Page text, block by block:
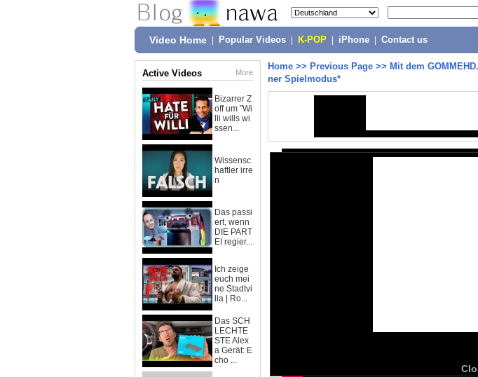
Video Home Popular Videos K-POP iPhone Contact us
Active Videos More
Bizarrer Z
off um "Wi
lli wills wi
ssen...
Wissensc
haftler irre
n
Das passi
ert, wenn
DIE PART
EI regier...
Ich zeige
euch mei
ne Stadtvi
lla | Ro...
Das SCH
LECHTE
STE Alex
a Gerät: E
cho ...
Home >> Previous Page >> Mit dem
ner Spielmodus*